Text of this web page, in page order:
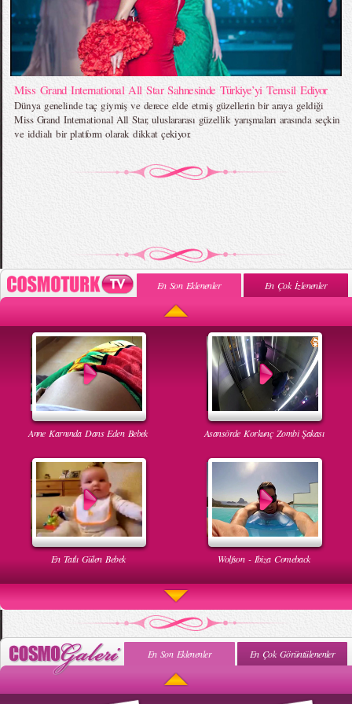
Miss Grand International All Star Sahnesinde Türkiye’yi Temsil Ediyor
Dünya genelinde taç giymiş ve derece elde etmiş güzellerin bir araya geldiği
Miss Grand International All Star, uluslararası güzellik yarışmaları arasında seçkin
ve iddialı bir platform olarak dikkat çekiyor.
En Son Eklenenler En Çok İzlenenler
Anne Karnında Dans Eden Bebek Asansörde Korkunç Zombi Şakası
En Tatlı Gülen Bebek Wolfson - Ibiza Comeback
Uyuyan Bebeğe Gangnam Dinletilirse Ne Olur
En Son Eklenenler En Çok Görüntülenenler